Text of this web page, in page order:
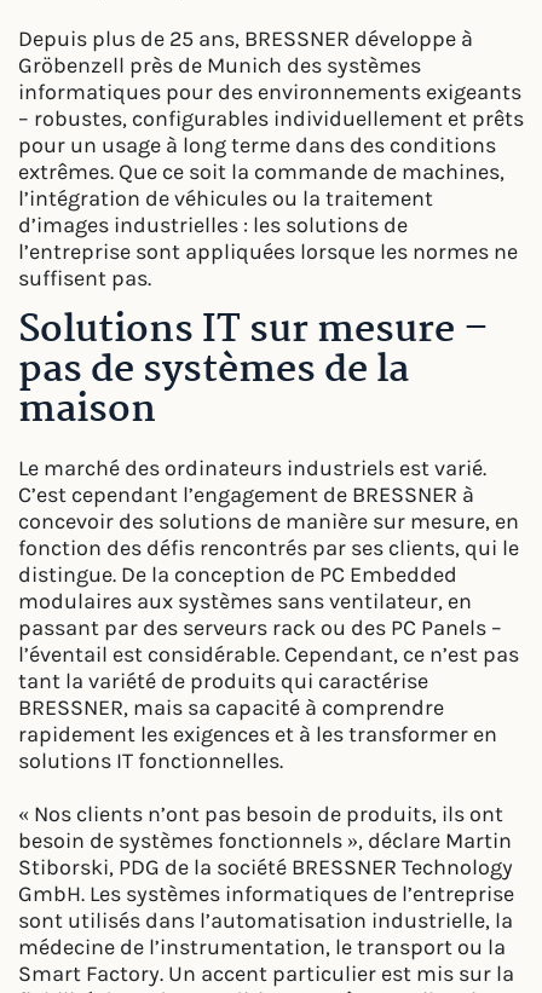
Depuis plus de 25 ans, BRESSNER développe à
Gröbenzell près de Munich des systèmes
informatiques pour des environnements exigeants
– robustes, configurables individuellement et prêts
pour un usage à long terme dans des conditions
extrêmes. Que ce soit la commande de machines,
l’intégration de véhicules ou la traitement
d’images industrielles : les solutions de
l’entreprise sont appliquées lorsque les normes ne
suffisent pas.
Solutions IT sur mesure –
pas de systèmes de la
maison
Le marché des ordinateurs industriels est varié.
C’est cependant l’engagement de BRESSNER à
concevoir des solutions de manière sur mesure, en
fonction des défis rencontrés par ses clients, qui le
distingue. De la conception de PC Embedded
modulaires aux systèmes sans ventilateur, en
passant par des serveurs rack ou des PC Panels –
l’éventail est considérable. Cependant, ce n’est pas
tant la variété de produits qui caractérise
BRESSNER, mais sa capacité à comprendre
rapidement les exigences et à les transformer en
solutions IT fonctionnelles.
« Nos clients n’ont pas besoin de produits, ils ont
besoin de systèmes fonctionnels », déclare Martin
Stiborski, PDG de la société BRESSNER Technology
GmbH. Les systèmes informatiques de l’entreprise
sont utilisés dans l’automatisation industrielle, la
médecine de l’instrumentation, le transport ou la
Smart Factory. Un accent particulier est mis sur la